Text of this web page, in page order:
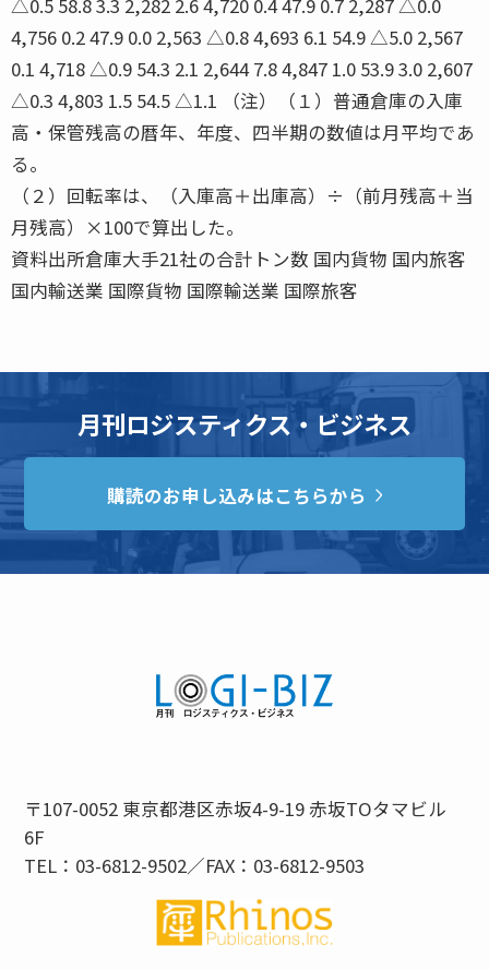
4,756 0.2 47.9 0.0 2,563 △0.8 4,693 6.1 54.9 △5.0 2,567
0.1 4,718 △0.9 54.3 2.1 2,644 7.8 4,847 1.0 53.9 3.0 2,607
△0.3 4,803 1.5 54.5 △1.1 （注）（１）普通倉庫の入庫
高・保管残高の暦年、年度、四半期の数値は月平均であ
る。
（２）回転率は、（入庫高＋出庫高）÷（前月残高＋当
月残高）×100で算出した。
資料出所倉庫大手21社の合計トン数 国内貨物 国内旅客
国内輸送業 国際貨物 国際輸送業 国際旅客
月刊ロジスティクス・ビジネス
購読のお申し込みはこちらから
〒107-0052 東京都港区赤坂4-9-19 赤坂TOタマビル
6F
TEL：03-6812-9502／FAX：03-6812-9503